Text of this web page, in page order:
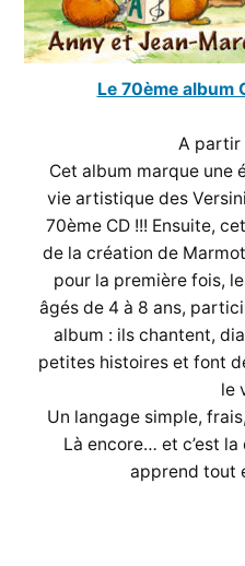
Le 70ème album
A partir
Cet album marque une
vie artistique des
70ème CD !!! Ensuite,
de la création de
pour la première fois,
âgés de 4 à 8 ans,
album : ils chantent,
petites histoires et font
le
Un langage simple,
Là encore… et c’est la
apprend tout